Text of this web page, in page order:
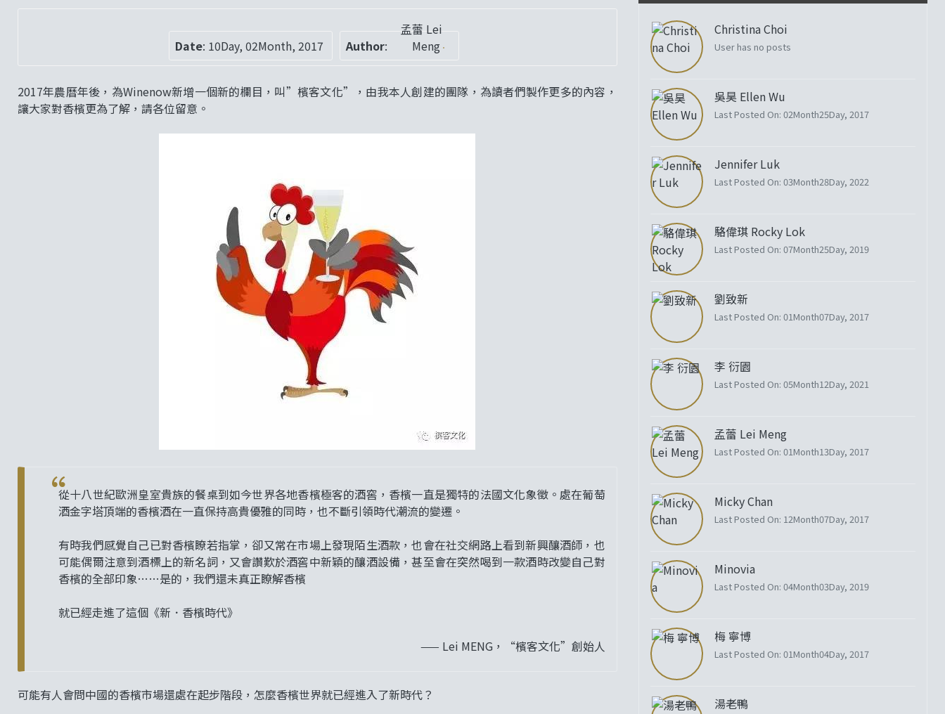
Date: 10Day, 02Month, 2017 Author:
孟蕾 Lei
Meng
2017年農曆年後，為Winenow新增一個新的欄目，叫”檳客文化”，由我本人創建的團隊，為讀者們製作更多的內容，
讓大家對香檳更為了解，請各位留意。
從十八世紀歐洲皇室貴族的餐桌到如今世界各地香檳極客的酒窖，香檳一直是獨特的法國文化象徵。處在葡萄
酒金字塔頂端的香檳酒在一直保持高貴優雅的同時，也不斷引領時代潮流的變遷。
有時我們感覺自己已對香檳瞭若指掌，卻又常在市場上發現陌生酒款，也會在社交網路上看到新興釀酒師，也
可能偶爾注意到酒標上的新名詞，又會讚歎於酒窖中新穎的釀酒設備，甚至會在突然喝到一款酒時改變自己對
香檳的全部印象……是的，我們還未真正瞭解香檳
就已經走進了這個《新．香檳時代》
—— Lei MENG，“檳客文化”創始人
可能有人會問中國的香檳市場還處在起步階段，怎麼香檳世界就已經進入了新時代？
Christina Choi
User has no posts
吳昊 Ellen Wu
Last Posted On: 02Month25Day, 2017
Jennifer Luk
Last Posted On: 03Month28Day, 2022
駱偉琪 Rocky Lok
Last Posted On: 07Month25Day, 2019
劉致新
Last Posted On: 01Month07Day, 2017
李 衍園
Last Posted On: 05Month12Day, 2021
孟蕾 Lei Meng
Last Posted On: 01Month13Day, 2017
Micky Chan
Last Posted On: 12Month07Day, 2017
Minovia
Last Posted On: 04Month03Day, 2019
梅 寧博
Last Posted On: 01Month04Day, 2017
湯老鴨